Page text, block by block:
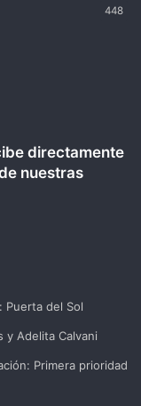
448
directamente
nuestras
Puerta del Sol
y Adelita Calvani
Primera prioridad